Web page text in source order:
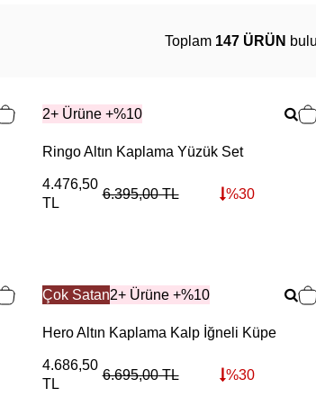
Toplam 147 ÜRÜN
2+ Ürüne +%10
Ringo Altın Kaplama Yüzük Set
4.476,50
TL
6.395,00TL %30
Çok Satan2+ Ürüne +%10
Hero Altın Kaplama Kalp İğneli Küpe
4.686,50
TL
6.695,00TL %30